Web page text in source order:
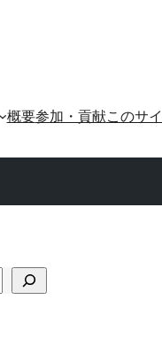
概要参加・貢献このサ